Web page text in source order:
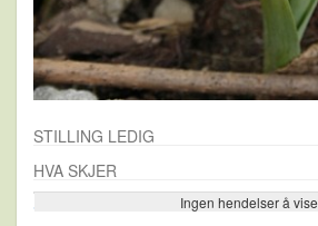
STILLING LEDIG
HVA SKJER
Ingen hendelser å vise
Se flere…